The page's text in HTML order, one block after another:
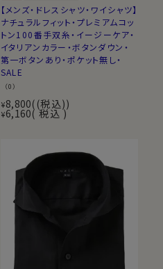
【メンズ・ドレスシャツ・ワイシャツ】
ナチュラルフィット・プレミアムコッ
トン100番手双糸・イージーケア・
イタリアンカラー・ボタンダウン・
第一ボタンあり・ポケット無し・
SALE
（0）
¥8,800 (税込)
¥6,160 税込